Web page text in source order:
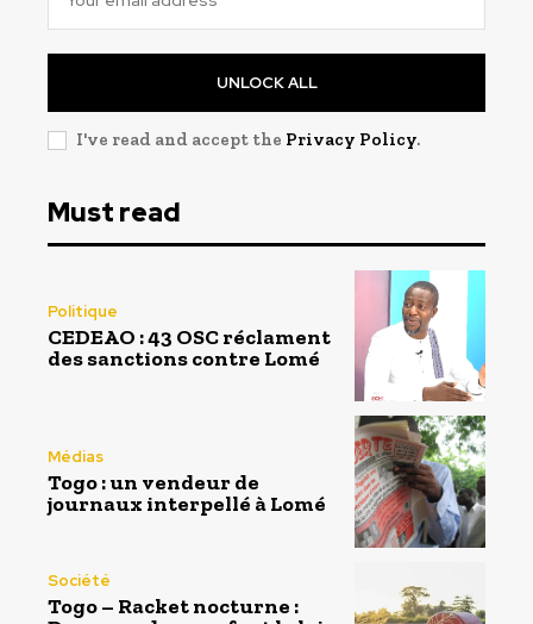
UNLOCK ALL
I've read and accept the Privacy Policy.
Must read
Politique
CEDEAO : 43 OSC réclament
des sanctions contre Lomé
Médias
Togo : un vendeur de
journaux interpellé à Lomé
Société
Togo – Racket nocturne :